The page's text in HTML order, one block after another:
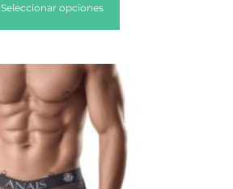
Seleccionar opciones